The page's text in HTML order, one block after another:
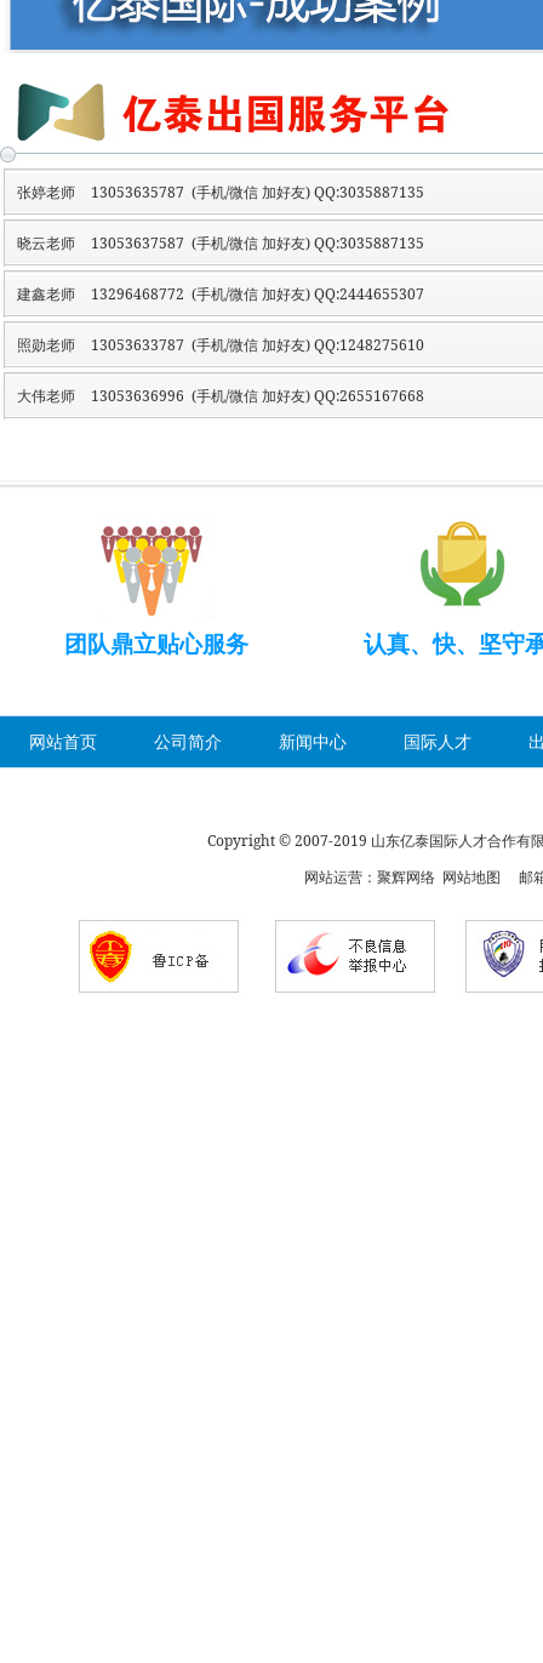
张婷老师 13053635787 (手机/微信 加好友) QQ:3035887135
晓云老师 13053637587 (手机/微信 加好友) QQ:3035887135
建鑫老师 13296468772 (手机/微信 加好友) QQ:2444655307
照勋老师 13053633787 (手机/微信 加好友) QQ:1248275610
大伟老师 13053636996 (手机/微信 加好友) QQ:2655167668
团队鼎立贴心服务 认真、快、坚守
网站首页 公司简介 新闻中心 国际人才
Copyright © 2007-2019 山东亿泰国际人才合作
网站运营： 聚辉网络 网站地图 邮